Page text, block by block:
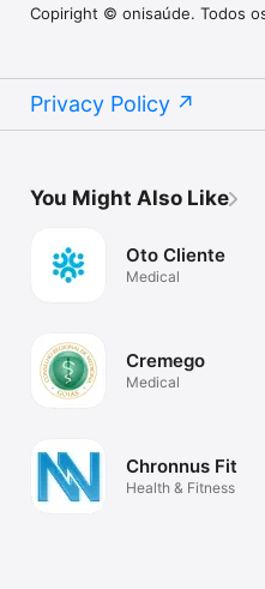
Copiright © onisaúde. Todos
Privacy Policy
You Might Also Like
Oto Cliente
Medical
Cremego
Medical
Chronnus Fit
Health & Fitness